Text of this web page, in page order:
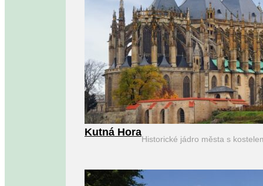
Kutná Hora
Historické jádro města s